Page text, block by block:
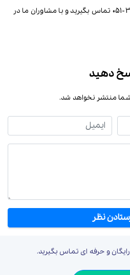
شما می توانید با شماره 37177-051 تماس بگیرید و با مشاوران ما در
دهید
منتشر نخواهد شد.
ایمیل
و حرفه ای تماس بگیرید.